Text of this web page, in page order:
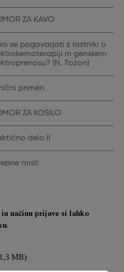
ZA KAVO
se pogovarjati z lastniki o
in genskem
(N. Tozon)
primeri
ZA KOSILO
delo II
misli
načinu prijave si lahko
MB)